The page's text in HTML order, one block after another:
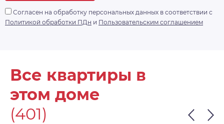
Согласен на обработку персональных данных в соответствии с
Политикой обработки ПДн и Пользовательским соглашением
Все квартиры в
этом доме
(401)